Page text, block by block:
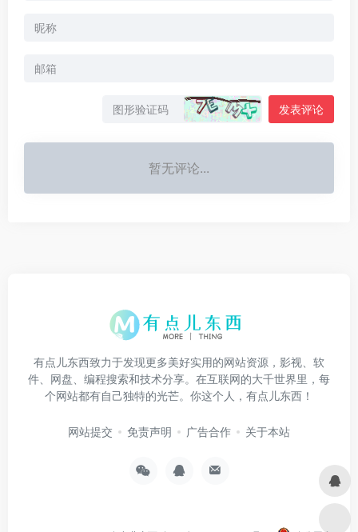
发表评论
暂无评论...
有点儿东西致力于发现更多美好实用的网站资源，影视、软
件、网盘、编程搜索和技术分享。在互联网的大千世界里，每
个网站都有自己独特的光芒。你这个人，有点儿东西！
网站提交 免责声明 广告合作 关于本站